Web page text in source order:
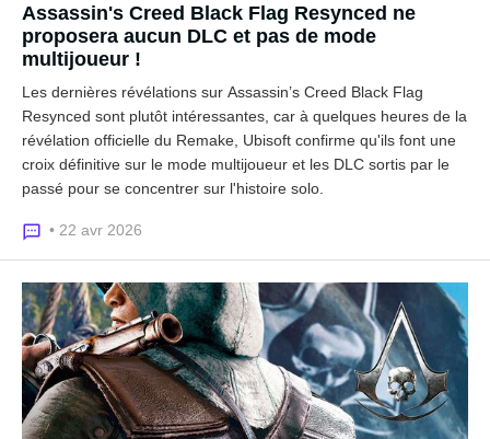
Assassin's Creed Black Flag Resynced ne
proposera aucun DLC et pas de mode
multijoueur !
Les dernières révélations sur Assassin’s Creed Black Flag
Resynced sont plutôt intéressantes, car à quelques heures de la
révélation officielle du Remake, Ubisoft confirme qu'ils font une
croix définitive sur le mode multijoueur et les DLC sortis par le
passé pour se concentrer sur l'histoire solo.
• 22 avr 2026